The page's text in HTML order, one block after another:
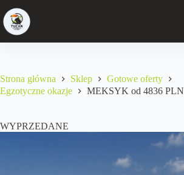
Strona główna Sklep
Gotowe oferty
Egzotyczne okazje
MEKSYK od 4836 PLN
WYPRZEDANE